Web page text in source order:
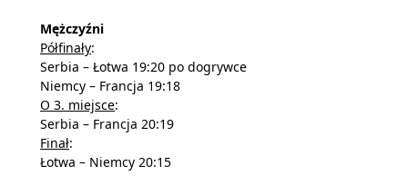
Mężczyźni
Półfinały:
Serbia – Łotwa 19:20 po dogrywce
Niemcy – Francja 19:18
O 3. miejsce:
Serbia – Francja 20:19
Finał:
Łotwa – Niemcy 20:15